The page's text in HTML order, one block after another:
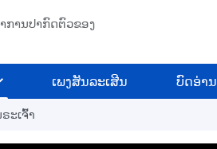
ານປາກົດຕົວຂອງ
ເພງສັນລະເສີນ ບົດອ່ານ
ະເຈົ້າ